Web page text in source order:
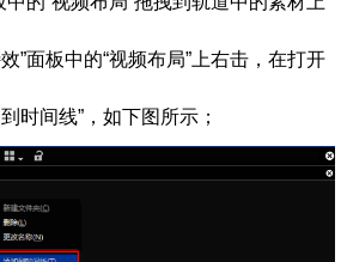
”面板中的“视频布局”上右击，在打开
时间线”，如下图所示；